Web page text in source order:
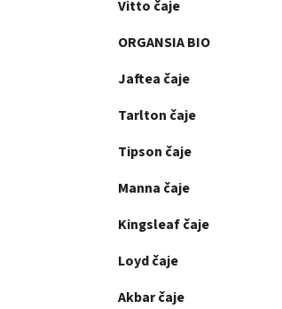
Vitto čaje
ORGANSIA BIO
Jaftea čaje
Tarlton čaje
Tipson čaje
Manna čaje
Kingsleaf čaje
Loyd čaje
Akbar čaje